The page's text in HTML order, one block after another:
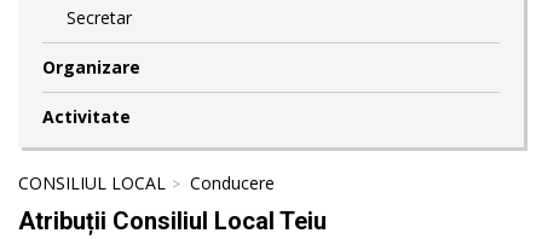
Secretar
Organizare
Activitate
CONSILIUL LOCAL Conducere
Atribuții Consiliul Local Teiu